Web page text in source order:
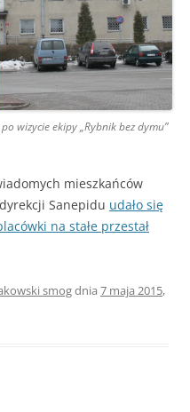
wizycie ekipy „Rybnik bez dymu”
mieszkańców
Sanepidu udało się
na stałe przestał
smogdnia 7 maja 2015,